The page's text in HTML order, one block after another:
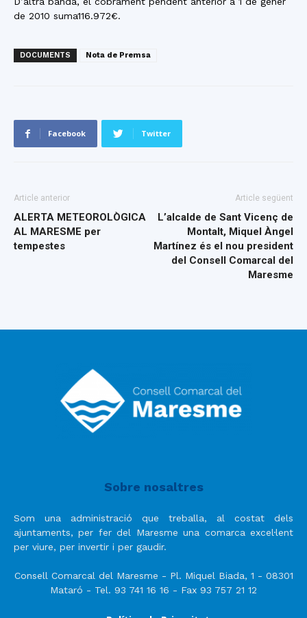
de 2010 suma116.972€.
DOCUMENTS Nota de Premsa
Facebook Twitter
Article anterior
ALERTA METEOROLÒGICA
AL MARESME per
tempestes
Article següent
L’alcalde de Sant Vicenç de
Montalt, Miquel Àngel
Martínez és el nou president
del Consell Comarcal del
Maresme
Sobre nosaltres
Som una administració que treballa, al costat dels
ajuntaments, per fer del Maresme una comarca excel·lent
per viure, per invertir i per gaudir.
Consell Comarcal del Maresme - Pl. Miquel Biada, 1 - 08301
Mataró - Tel. 93 741 16 16 - Fax 93 757 21 12